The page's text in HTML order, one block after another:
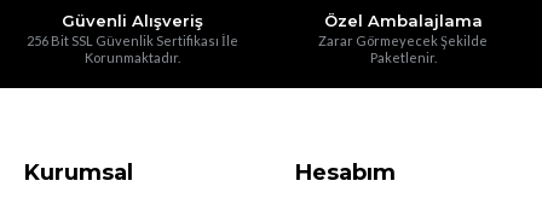
Güvenli Alışveriş
256 Bit SSL Güvenlik Sertifikası İle
Korunmaktadır.
Özel Ambalajlama
Zarar Görmeyecek Şekilde
Paketlenir.
Kurumsal Hesabım